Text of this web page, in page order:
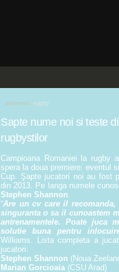
domeniu: rugby
Sapte nume noi si teste
rugbystilor
Campioana Romaniei la rugby
spera la doua premiere: eventul
Cup. Şapte jucatori noi au fost
din 2013. Pe langa numele
Stephen Shannon.
“Are un cv care il
singuranta o sa il cunoastem
antrenamentele. Poate juca
solutie buna pentru
Williams. Lista completa a
jucatori:
Stephen Shannon (Noua
Marian Gorcioaia (CSU Arad)